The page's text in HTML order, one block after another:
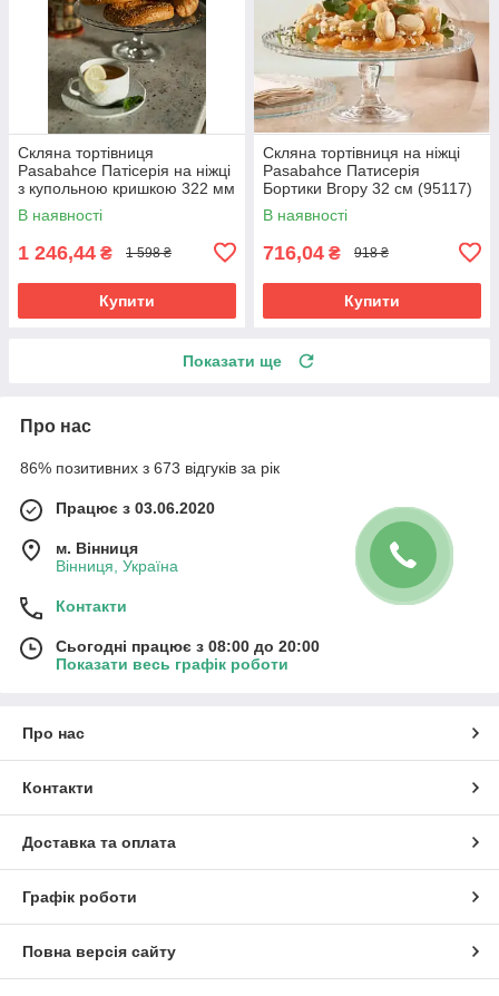
Скляна тортівниця
Pasabahce Патісерія на ніжці
з купольною кришкою 322 мм
(95200)
В наявності
1 246,44 ₴ 1 598 ₴
Купити
Скляна тортівниця на ніжці
Pasabahce Патисерія
Бортики Вгору 32 см (95117)
В наявності
716,04 ₴ 918 ₴
Купити
Показати ще
Про нас
86% позитивних з 673 відгуків за рік
Працює з 03.06.2020
м. Вінниця
Вінниця, Україна
Контакти
Сьогодні працює з 08:00 до 20:00
Показати весь графік роботи
Про нас
Контакти
Доставка та оплата
Графік роботи
Повна версія сайту